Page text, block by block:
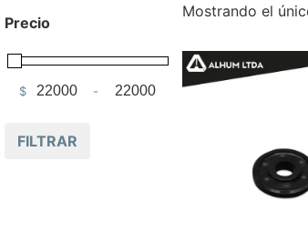
Precio
$ Minimum Price
-Maximum Price
FILTRAR
Mostrando el